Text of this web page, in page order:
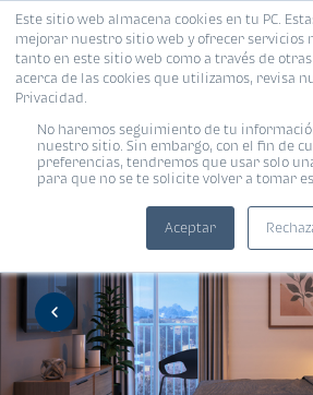
Este sitio web almacena cookies en tu PC.
mejorar nuestro sitio web y ofrecer servicios
tanto en este sitio web como a través de
acerca de las cookies que utilizamos, revisa
Privacidad.
No haremos seguimiento de tu
nuestro sitio. Sin embargo, con el fin de
preferencias, tendremos que usar solo
para que no se te solicite volver a tomar
Aceptar